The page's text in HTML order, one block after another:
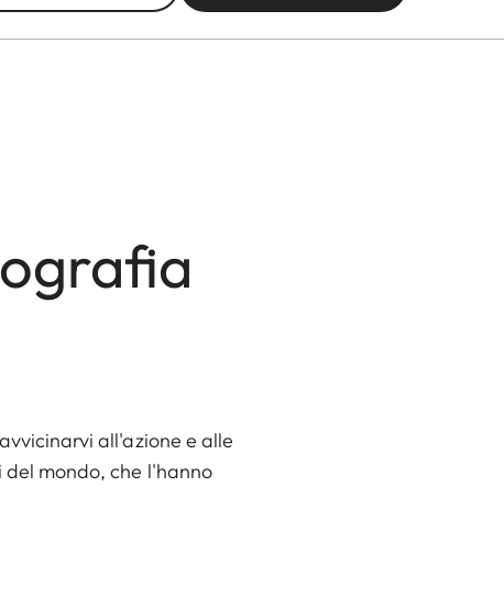
all'azione e alle
mondo, che l'hanno